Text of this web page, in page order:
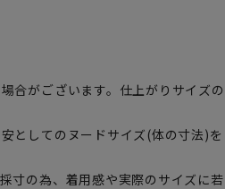
合がございます。仕上がりサイズの
としてのヌードサイズ(体の寸法)を
寸の為、着用感や実際のサイズに若